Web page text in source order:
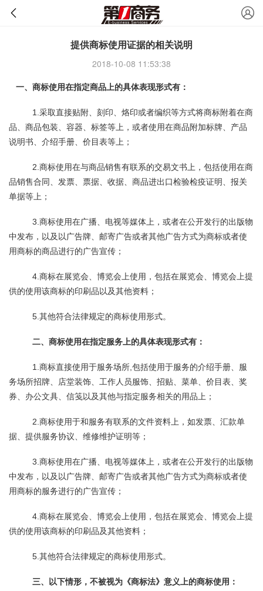
提供商标使用证据的相关说明
2018-10-08 11:53:38
一、商标使用在指定商品上的具体表现形式有：
1.采取直接贴附、刻印、烙印或者编织等方式将商标附着在商
品、商品包装、容器、标签等上，或者使用在商品附加标牌、产品
说明书、介绍手册、价目表等上；
2.商标使用在与商品销售有联系的交易文书上，包括使用在商
品销售合同、发票、票据、收据、商品进出口检验检疫证明、报关
单据等上；
3.商标使用在广播、电视等媒体上，或者在公开发行的出版物
中发布，以及以广告牌、邮寄广告或者其他广告方式为商标或者使
用商标的商品进行的广告宣传；
4.商标在展览会、博览会上使用，包括在展览会、博览会上提
供的使用该商标的印刷品以及其他资料；
5.其他符合法律规定的商标使用形式。
二、商标使用在指定服务上的具体表现形式有：
1.商标直接使用于服务场所,包括使用于服务的介绍手册、服
务场所招牌、店堂装饰、工作人员服饰、招贴、菜单、价目表、奖
券、办公文具、信笺以及其他与指定服务相关的用品上；
2.商标使用于和服务有联系的文件资料上，如发票、汇款单
据、提供服务协议、维修维护证明等；
3.商标使用在广播、电视等媒体上，或者在公开发行的出版物
中发布，以及以广告牌、邮寄广告或者其他广告方式为商标或者使
用商标的服务进行的广告宣传；
4.商标在展览会、博览会上使用，包括在展览会、博览会上提
供的使用该商标的印刷品及其他资料；
5.其他符合法律规定的商标使用形式。
三、以下情形，不被视为《商标法》意义上的商标使用：